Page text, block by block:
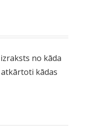
no kāda
kādas